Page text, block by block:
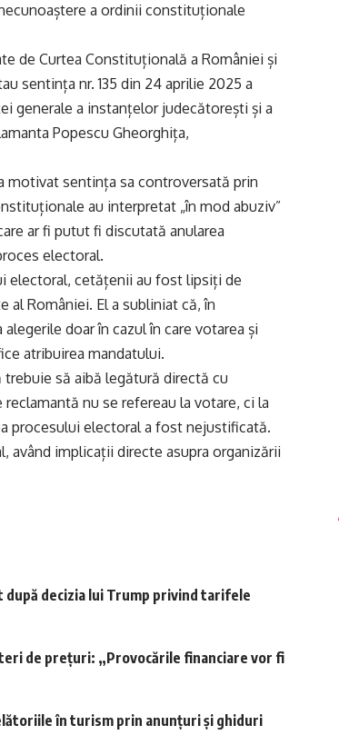
a ordinii constituționale
de Curtea Constituțională a României și
sentința nr. 135 din 24 aprilie 2025 a
generale a instanțelor judecătorești și a
Popescu Gheorghița,
motivat sentința sa controversată prin
au interpretat „în mod abuziv”
ar fi putut fi discutată anularea
electoral.
electoral, cetățenii au fost lipsiți de
al României. El a subliniat că, în
doar în cazul în care votarea și
atribuirea mandatului.
să aibă legătură directă cu
nu se refereau la votare, ci la
procesului electoral a fost nejustificată.
având implicații directe asupra organizării
după decizia lui Trump privind tarifele
de prețuri: „Provocările financiare vor fi
în turism prin anunțuri și ghiduri